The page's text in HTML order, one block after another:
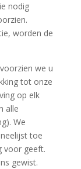
nodig
worden de
we u
tot onze
op elk
alle
We
toe
voor geeft.
gewist.